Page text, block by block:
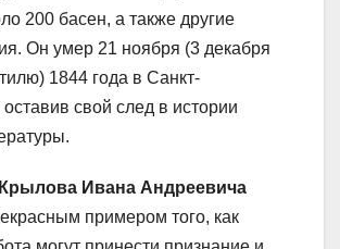
200 басен, а также другие
Он умер 21 ноября (3 декабря
1844 года в Санкт-
оставив свой след в истории
Крылова Ивана Андреевича
примером того, как